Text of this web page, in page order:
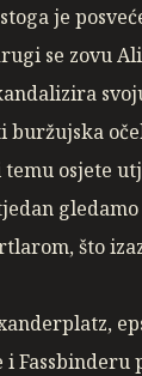
je
se zovu
buržujska
osjete
što